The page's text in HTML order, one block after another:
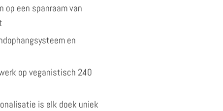
op een spanraam van
en
op veganistisch 240
is elk doek uniek